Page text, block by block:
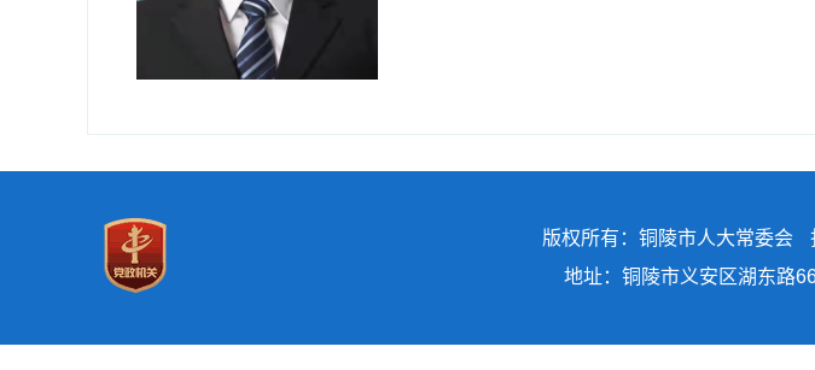
版权所有：铜陵市人大常委会
地址：铜陵市义安区湖东路